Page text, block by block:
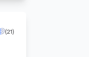
(21)